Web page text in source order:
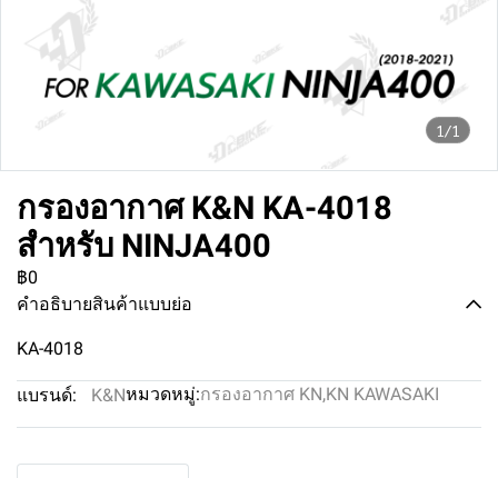
1/1
กรองอากาศ K&N KA-4018
สำหรับ NINJA400
฿0
คำอธิบายสินค้าแบบย่อ
KA-4018
แบรนด์: K&Nหมวดหมู่:กรองอากาศ KN,KN KAWASAKI